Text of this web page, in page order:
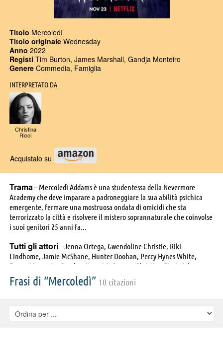
Titolo Mercoledì
Titolo originale Wednesday
Anno 2022
Registi Tim Burton, James Marshall, Gandja Monteiro
Genere Commedia, Famiglia
INTERPRETATO DA
Christina
Ricci
Acquistalo su
Trama– Mercoledì Addams è una studentessa della Nevermore
Academy che deve imparare a padroneggiare la sua abilità psichica
emergente, fermare una mostruosa ondata di omicidi che sta
terrorizzato la città e risolvere il mistero soprannaturale che coinvolse
i suoi genitori 25 anni fa...
Tutti gli attori– Jenna Ortega, Gwendoline Christie, Riki
Lindhome, Jamie McShane, Hunter Doohan, Percy Hynes White,
Emma Myers, Joy Sunday, Naomi J. Ogawa, Christina Ricci, Johnna
Dias-Watson, Oliver Watson, Victor Dorobantu, Michael Okele, Moosa
Mostafa, Luyanda Unati Lewis-Nyawo, Daniel Himschoot, Iman
Frasi di “Mercoledì” 10 citazioni